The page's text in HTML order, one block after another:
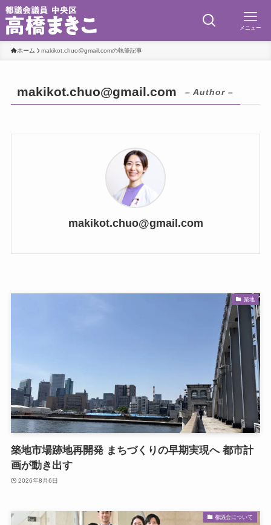
メニュー
ホーム makikot.chuo@gmail.comの執筆記事
makikot.chuo@gmail.com – Author –
makikot.chuo@gmail.com
築地
築地市場跡地再開発 まちづくりの早期実現へ 都市計
画が動き出す
2026年8月6日
都議会について